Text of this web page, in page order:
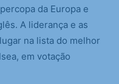
da Europa e
A liderança e as
na lista do melhor
em votação